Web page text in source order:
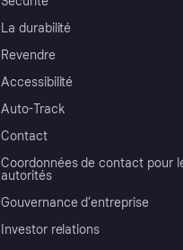
La durabilité
Revendre
Accessibilité
Auto-Track
Contact
Coordonnées de contact pour
autorités
Gouvernance d’entreprise
Investor relations